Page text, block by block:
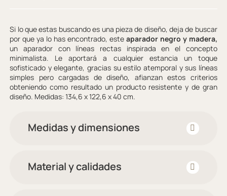
Si lo que estas buscando es una pieza de diseño, deja de buscar
por que ya lo has encontrado, esteaparador negro y madera,
un aparador con líneas rectas inspirada en el concepto
minimalista. Le aportará a cualquier estancia un toque
sofisticado y elegante, gracias su estilo atemporal y sus líneas
simples pero cargadas de diseño, afianzan estos criterios
obteniendo como resultado un producto resistente y de gran
diseño. Medidas: 134,6 x 122,6 x 40 cm.
Medidas y dimensiones
Material y calidades